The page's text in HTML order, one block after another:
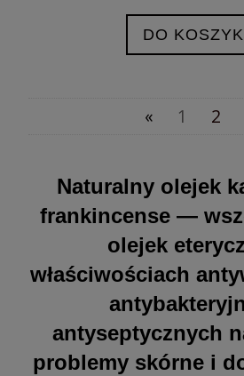
DO
« 1 2
Naturalny olejek
frankincense —
olejek
właściwościach
antyseptycznych
problemy skórne i